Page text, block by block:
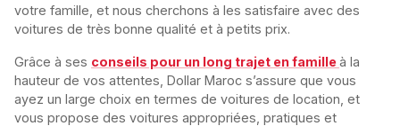
votre famille, et nous cherchons à les satisfaire avec des
voitures de très bonne qualité et à petits prix.
Grâce à ses conseils pour un long trajet en famille à la
hauteur de vos attentes, Dollar Maroc s’assure que vous
ayez un large choix en termes de voitures de location, et
vous propose des voitures appropriées, pratiques et